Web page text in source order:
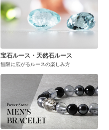
宝石ルース・天然石ルース
無限に広がるルースの楽しみ方